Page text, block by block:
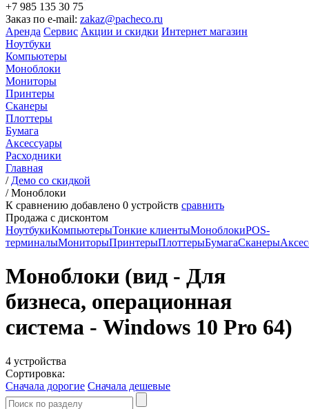
+7 985 135 30 75
Заказ по e-mail: zakaz@pacheco.ru
Аренда Сервис Акции и скидки Интернет магазин
Ноутбуки
Компьютеры
Моноблоки
Мониторы
Принтеры
Сканеры
Плоттеры
Бумага
Аксессуары
Расходники
Главная
/ Демо со скидкой
/Моноблоки
К сравнению добавлено 0 устройств сравнить
Продажа с дисконтом
НоутбукиКомпьютерыТонкие клиентыМоноблокиPOS-
терминалыМониторыПринтерыПлоттерыБумагаСканеры
Моноблоки (вид - Для
бизнеса, операционная
система - Windows 10 Pro 64)
4 устройства
Сортировка:
Сначала дорогие Сначала дешевые